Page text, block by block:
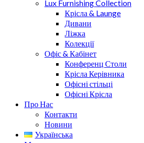
Lux Furnishing Collection
Крісла & Launge
Дивани
Ліжка
Колекції
Офіс & Кабінет
Конференц Столи
Крісла Керівника
Офісні стільці
Офісні Крісла
Про Нас
Контакти
Новини
Українська